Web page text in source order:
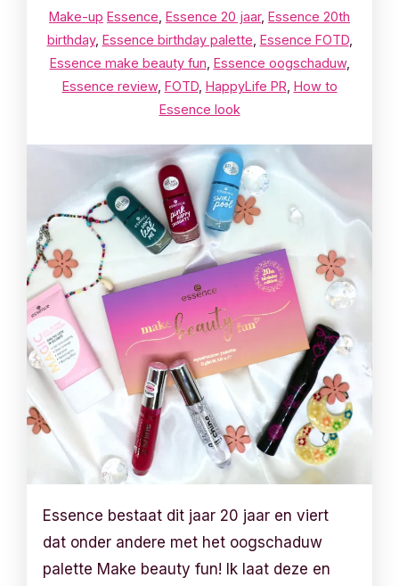
Make-up Essence, Essence 20 jaar, Essence 20th
birthday, Essence birthday palette, Essence FOTD,
Essence make beauty fun, Essence oogschaduw,
Essence review, FOTD, HappyLife PR, How to
Essence look
Essence bestaat dit jaar 20 jaar en viert
dat onder andere met het oogschaduw
palette Make beauty fun! Ik laat deze en